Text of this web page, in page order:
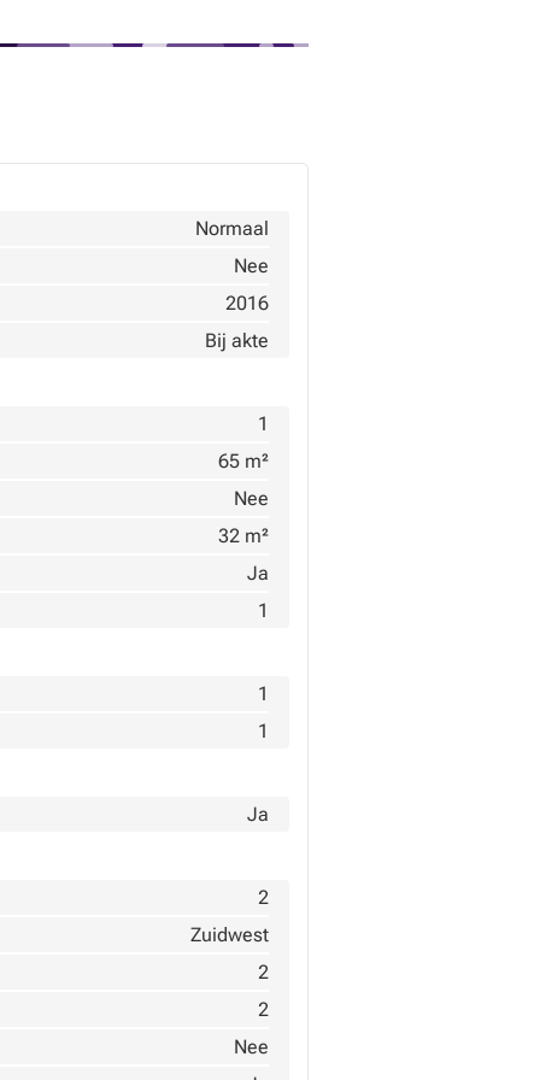
Normaal
Nee
2016
Bij akte
1
65 m²
Nee
32 m²
Ja
1
1
1
Ja
2
Zuidwest
2
2
Nee